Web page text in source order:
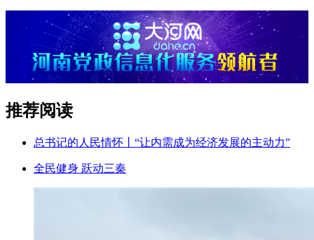
推荐阅读
总书记的人民情怀丨“让内需成为经济发展的主动力”
全民健身 跃动三秦